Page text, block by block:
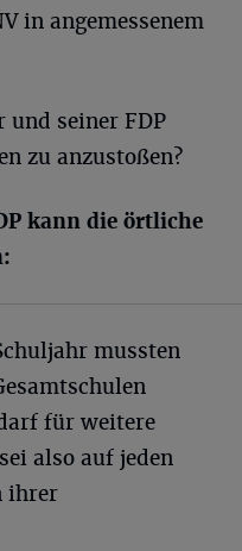
in angemessenem
und seiner FDP
zu anzustoßen?
kann die örtliche
mussten
für weitere
also auf jeden
ihrer